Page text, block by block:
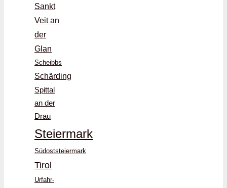
Sankt
Veit an
der
Glan
Scheibbs
Schärding
Spittal
an der
Drau
Steiermark
Südoststeiermark
Tirol
Urfahr-